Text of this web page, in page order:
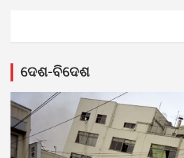
ଦେଶ-ବିଦେଶ